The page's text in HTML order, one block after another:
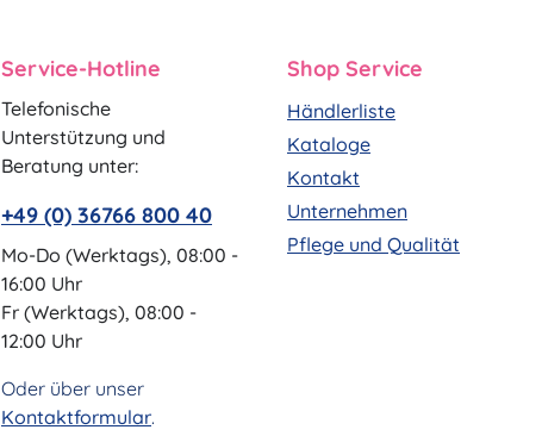
Service-Hotline
Telefonische
Unterstützung und
Beratung unter:
+49 (0) 36766 800 40
Mo-Do (Werktags), 08:00 -
16:00 Uhr
Fr (Werktags), 08:00 -
12:00 Uhr
Oder über unser
Kontaktformular.
Shop Service
Händlerliste
Kataloge
Kontakt
Unternehmen
Pflege und Qualität